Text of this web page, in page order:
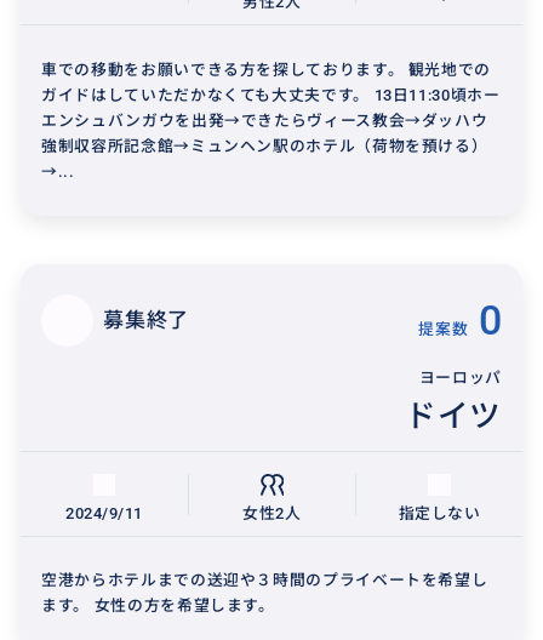
車での移動をお願いできる方を探しております。 観光地での
ガイドはしていただかなくても大丈夫です。 13日11:30頃ホー
エンシュバンガウを出発→できたらヴィース教会→ダッハウ
強制収容所記念館→ミュンヘン駅のホテル（荷物を預ける）
→...
募集終了 提案数 0
ヨーロッパ
ドイツ
2024/9/11 女性2人 指定しない
空港からホテルまでの送迎や３時間のプライベートを希望し
ます。 女性の方を希望します。